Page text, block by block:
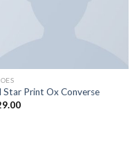
Star Print Ox Converse